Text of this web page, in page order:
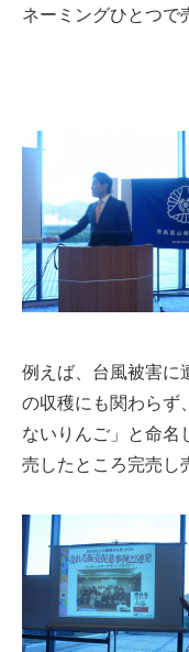
ネーミングひとつで
例えば、台風被害に
の収穫にも関わらず
ないりんご」と命名
売したところ完売し